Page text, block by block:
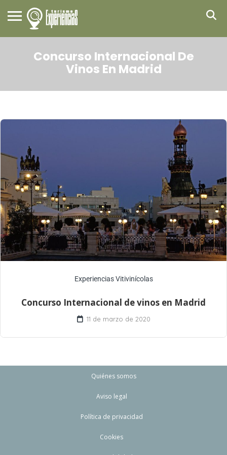
Concurso Internacional De
Vinos En Madrid
Experiencias Vitivinícolas
Concurso Internacional de vinos en Madrid
11 de marzo de 2020
Quiénes somos
Aviso legal
Política de privacidad
Cookies